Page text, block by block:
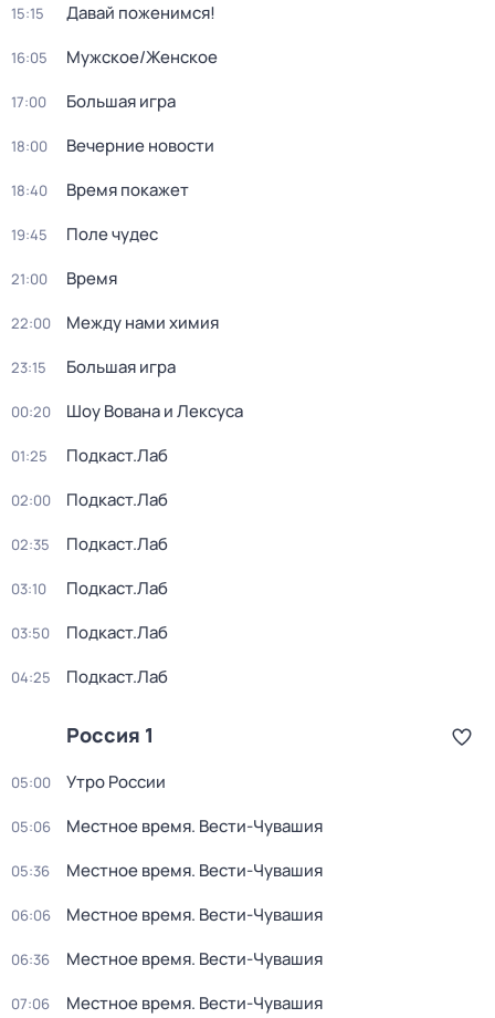
15:15 Давай поженимся!
16:05 Мужское/Женское
17:00 Большая игра
18:00 Вечерние новости
18:40 Время покажет
19:45 Поле чудес
21:00 Время
22:00 Между нами химия
23:15 Большая игра
00:20 Шоу Вована и Лексуса
01:25 Подкаст.Лаб
02:00 Подкаст.Лаб
02:35 Подкаст.Лаб
03:10 Подкаст.Лаб
03:50 Подкаст.Лаб
04:25 Подкаст.Лаб
Россия 1
05:00 Утро России
05:06 Местное время. Вести-Чувашия
05:36 Местное время. Вести-Чувашия
06:06 Местное время. Вести-Чувашия
06:36 Местное время. Вести-Чувашия
07:06 Местное время. Вести-Чувашия